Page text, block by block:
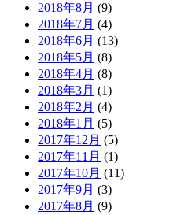
2018年8月 (9)
2018年7月 (4)
2018年6月 (13)
2018年5月 (8)
2018年4月 (8)
2018年3月 (1)
2018年2月 (4)
2018年1月 (5)
2017年12月 (5)
2017年11月 (1)
2017年10月 (11)
2017年9月 (3)
2017年8月 (9)